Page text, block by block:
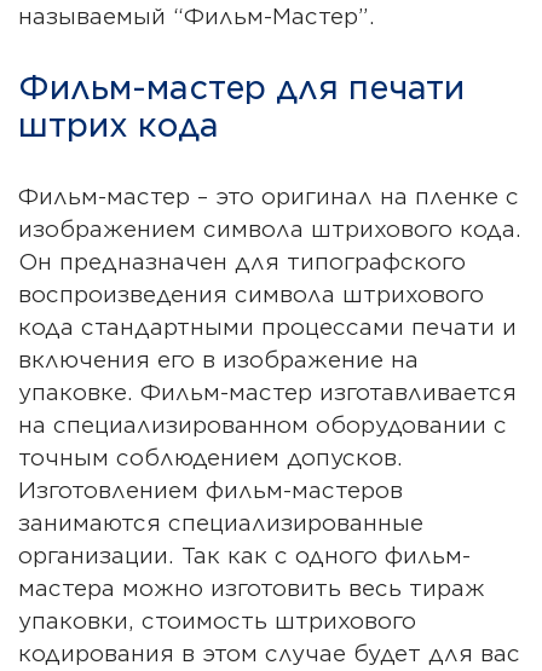
называемый “Фильм-Мастер”.
Фильм-мастер для печати
штрих кода
Фильм-мастер – это оригинал на пленке с
изображением символа штрихового кода.
Он предназначен для типографского
воспроизведения символа штрихового
кода стандартными процессами печати и
включения его в изображение на
упаковке. Фильм-мастер изготавливается
на специализированном оборудовании с
точным соблюдением допусков.
Изготовлением фильм-мастеров
занимаются специализированные
организации. Так как с одного фильм-
мастера можно изготовить весь тираж
упаковки, стоимость штрихового
кодирования в этом случае будет для вас